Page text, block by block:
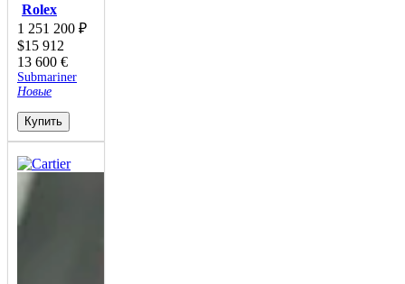
Rolex
1 251 200 ₽
$15 912
13 600 €
Submariner
Новые
Купить